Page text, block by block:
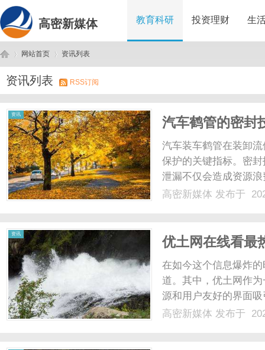
高密新媒体 教育科研 投资理财 生
高 ›
网站首页
›
资讯列表
资讯列表 RSS订阅
资讯
汽车鹤管的密
汽车装车鹤管在装卸
保护的关键指标。密
泄漏不仅会造成资源
泄漏还可能引发爆炸
高密新媒体 发布于
资讯
优土网在线看最
在如今这个信息爆炸
道。其中，优土网作
源和用户友好的界面
到各类最热影视作品
高密新媒体 发布于